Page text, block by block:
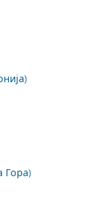
Гора)